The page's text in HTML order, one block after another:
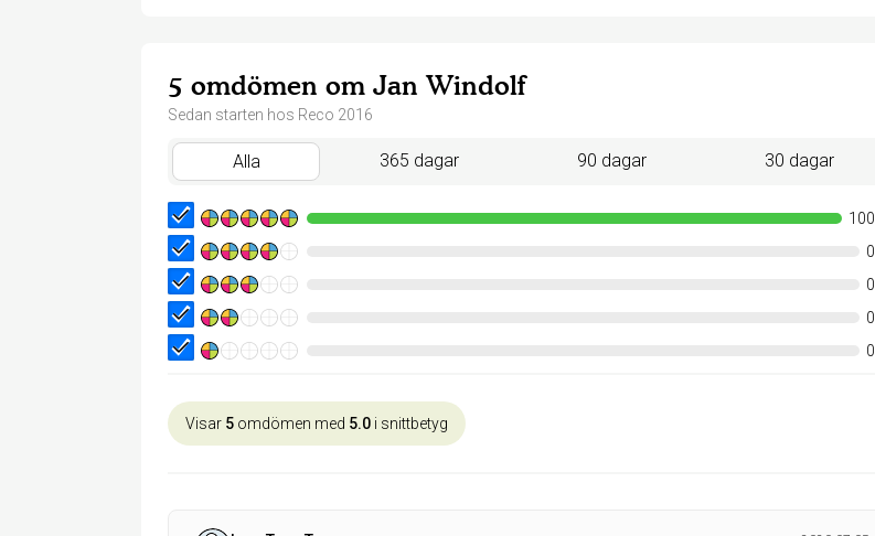
5 omdömen om Jan Windolf
Sedan starten hos Reco 2016
Alla 365 dagar 90 dagar 30 dagar
100
0
0
0
0
Visar 5 omdömen med 5.0 i snittbetyg